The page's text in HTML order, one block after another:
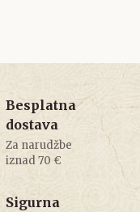
Besplatna
dostava
Za narudžbe
iznad 70 €
Sigurna